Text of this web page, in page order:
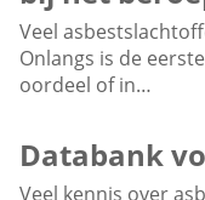
Veel
Onlangs is de
oordeel of in…
Databank
Veel kennis over